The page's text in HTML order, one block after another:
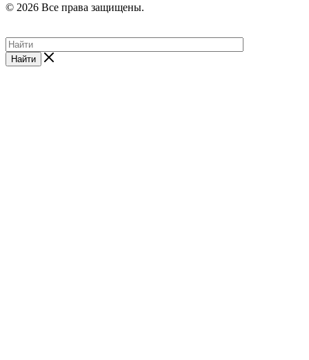
© 2026 Все права защищены.
Найти